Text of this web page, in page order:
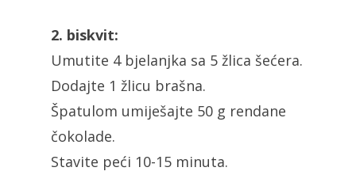
2. biskvit:
Umutite 4 bjelanjka sa 5 žlica šećera.
Dodajte 1 žlicu brašna.
Špatulom umiješajte 50 g rendane
čokolade.
Stavite peći 10-15 minuta.